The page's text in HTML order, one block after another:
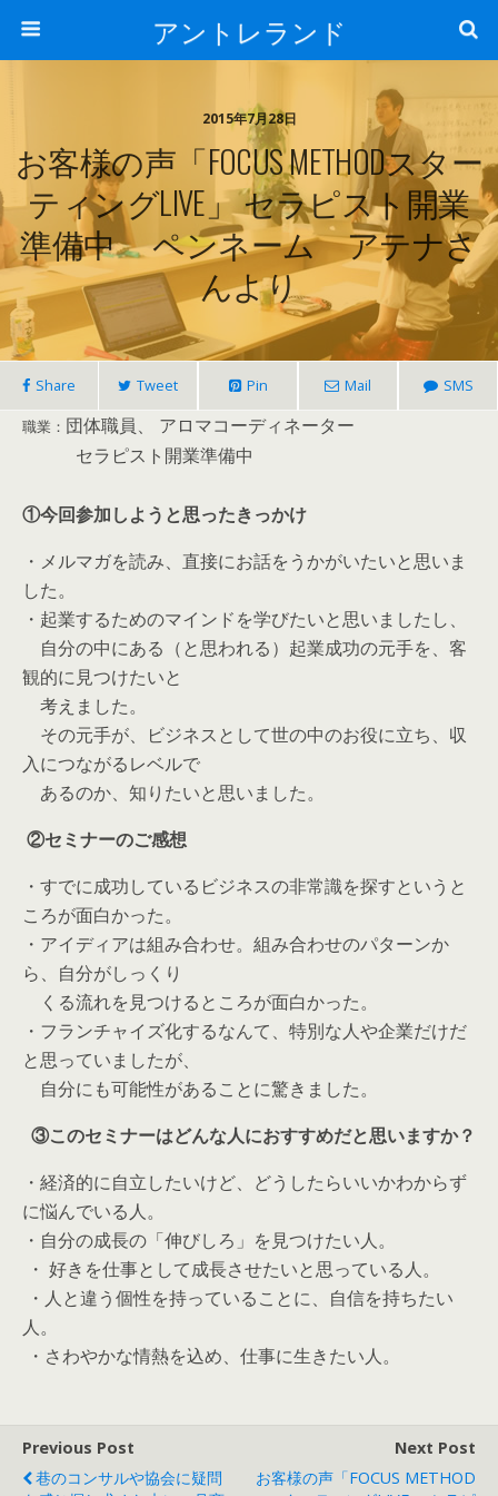
アントレランド
2015年7月28日
お客様の声「FOCUS METHODスター
ティングLIVE」 セラピスト開業
準備中 ペンネーム アテナさ
んより
Share Tweet Pin Mail SMS
職業： 団体職員、 アロマコーディネーター
セラピスト開業準備中
①今回参加しようと思ったきっかけ
・メルマガを読み、直接にお話をうかがいたいと思いま
した。
・起業するためのマインドを学びたいと思いましたし、
自分の中にある（と思われる）起業成功の元手を、 客
観的に見つけたいと
考えました。
その元手が、ビジネスとして世の中のお役に立ち、 収
入につながるレベルで
あるのか、知りたいと思いました。
②セミナーのご感想
・ すでに成功しているビジネスの非常識を探すというと
ころが面白かった。
・アイディアは組み合わせ。組み合わせのパターンか
ら、 自分がしっくり
くる流れを見つけるところが面白かった。
・フランチャイズ化するなんて、 特別な人や企業だけだ
と思っていましたが、
自分にも可能性があることに驚きました。
③このセミナーはどんな人におすすめだと思いますか？
・経済的に自立したいけど、 どうしたらいいかわからず
に悩んでいる人。
・自分の成長の「伸びしろ」を見つけたい人。
・ 好きを仕事として成長させたいと思っている人。
・人と違う個性を持っていることに、自信を持ちたい
人。
・さわやかな情熱を込め、仕事に生きたい人。
Previous Post
巷のコンサルや協会に疑問
Next Post
お客様の声「FOCUS METHOD